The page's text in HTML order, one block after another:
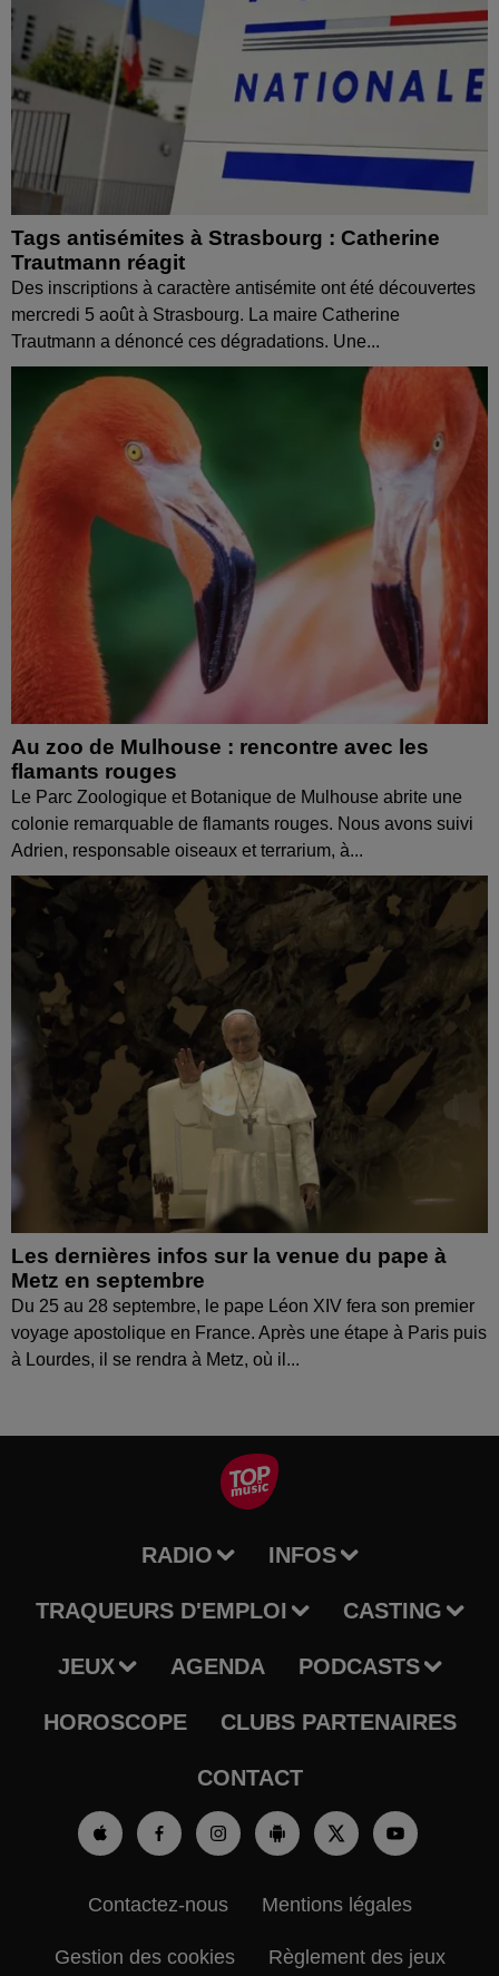
Tags antisémites à Strasbourg : Catherine
Trautmann réagit
Des inscriptions à caractère antisémite ont été découvertes
mercredi 5 août à Strasbourg. La maire Catherine
Trautmann a dénoncé ces dégradations. Une...
Au zoo de Mulhouse : rencontre avec les
flamants rouges
Le Parc Zoologique et Botanique de Mulhouse abrite une
colonie remarquable de flamants rouges. Nous avons suivi
Adrien, responsable oiseaux et terrarium, à...
Les dernières infos sur la venue du pape à
Metz en septembre
Du 25 au 28 septembre, le pape Léon XIV fera son premier
voyage apostolique en France. Après une étape à Paris puis
à Lourdes, il se rendra à Metz, où il...
RADIO INFOS
TRAQUEURS D'EMPLOI CASTING
JEUX AGENDA PODCASTS
HOROSCOPE CLUBS PARTENAIRES
CONTACT
Contactez-nous Mentions légales
Gestion des cookies Règlement des jeux